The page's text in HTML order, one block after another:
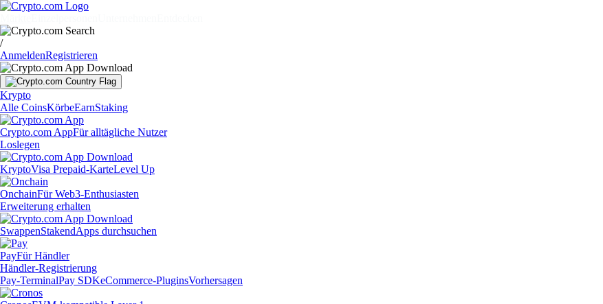
/
AnmeldenRegistrieren
Krypto
Alle CoinsKörbeEarnStaking
Crypto.com AppFür alltägliche Nutzer
Loslegen
KryptoVisa Prepaid-KarteLevel Up
OnchainFür Web3-Enthusiasten
Erweiterung erhalten
SwappenStakendApps durchsuchen
PayFür Händler
Händler-Registrierung
Pay-TerminalPay SDKeCommerce-PluginsVorhersagen